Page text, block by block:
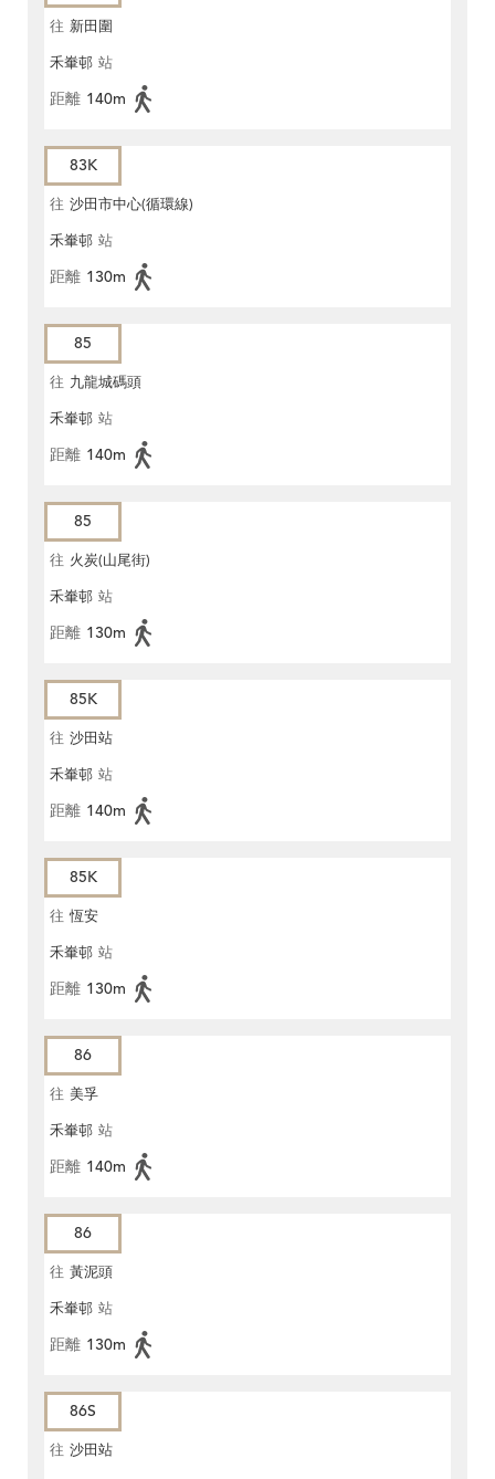
往 新田圍
禾輋邨 站
距離 140m
83K
往 沙田市中心(循環線)
禾輋邨 站
距離 130m
85
往 九龍城碼頭
禾輋邨 站
距離 140m
85
往 火炭(山尾街)
禾輋邨 站
距離 130m
85K
往 沙田站
禾輋邨 站
距離 140m
85K
往 恆安
禾輋邨 站
距離 130m
86
往 美孚
禾輋邨 站
距離 140m
86
往 黃泥頭
禾輋邨 站
距離 130m
86S
往 沙田站